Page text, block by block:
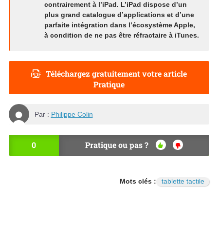
contrairement à l’iPad. L’iPad dispose d’un
plus grand catalogue d’applications et d’une
parfaite intégration dans l’écosystème Apple,
à condition de ne pas être réfractaire à iTunes.
Téléchargez gratuitement votre article
Pratique
Par : Philippe Colin
0 Pratique ou pas ?
OU
NO
Mots clés : tablette tactile